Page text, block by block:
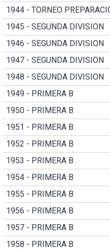
1944 - TORNEO
1945 - SEGUNDA DIVISION
1946 - SEGUNDA DIVISION
1947 - SEGUNDA DIVISION
1948 - SEGUNDA DIVISION
1949 - PRIMERA B
1950 - PRIMERA B
1951 - PRIMERA B
1952 - PRIMERA B
1953 - PRIMERA B
1954 - PRIMERA B
1955 - PRIMERA B
1956 - PRIMERA B
1957 - PRIMERA B
1958 - PRIMERA B